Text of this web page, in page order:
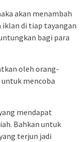
akan menambah
iklan di tiap tayangan
bagi para
oleh orang-
untuk mencoba
mendapat
Bahkan untuk
terjun jadi